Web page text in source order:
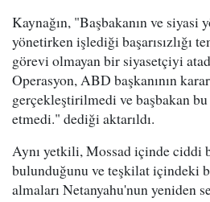
Kaynağın, "Başbakanın ve siyasi
yönetirken işlediği başarısızlığı
görevi olmayan bir siyasetçiyi
Operasyon, ABD başkanının
gerçekleştirilmedi ve başbakan
etmedi." dediği aktarıldı.
Aynı yetkili, Mossad içinde ciddi
bulunduğunu ve teşkilat içindeki
almaları Netanyahu'nun yeniden